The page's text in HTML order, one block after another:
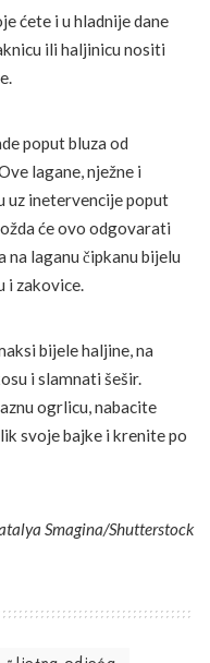
ćete i u hladnije dane
ili haljinicu nositi
poput bluza od
lagane, nježne i
uz inetervencije poput
će ovo odgovarati
na laganu čipkanu bijelu
i zakovice.
bijele haljine, na
i slamnati šešir.
ogrlicu, nabacite
svoje bajke i krenite po
Smagina/Shutterstock